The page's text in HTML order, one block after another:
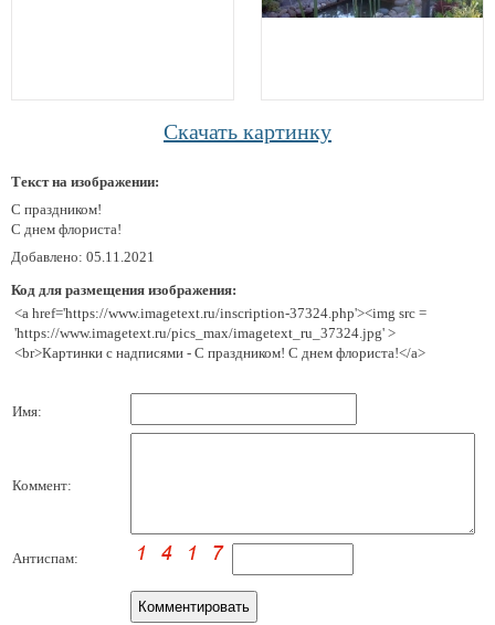
Скачать картинку
Текст на изображении:
С праздником!
С днем флориста!
Добавлено: 05.11.2021
Код для размещения изображения:
<a href='https://www.imagetext.ru/inscription-37324.php'><img src =
'https://www.imagetext.ru/pics_max/imagetext_ru_37324.jpg' >
<br>Картинки с надписями - С праздником! С днем флориста!</a>
Имя:
Коммент:
Антиспам: